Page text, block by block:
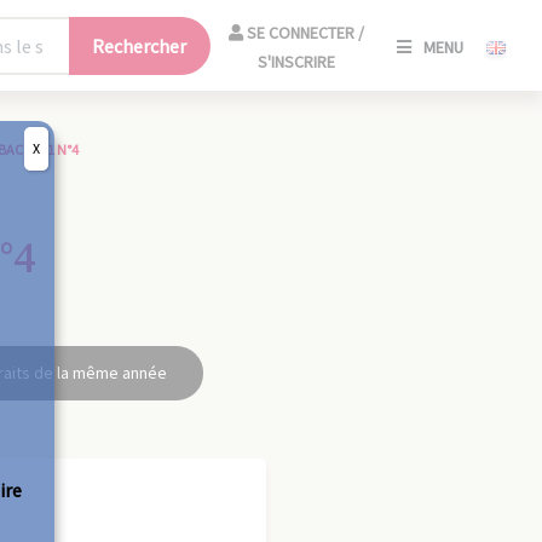
Rechercher
SE CONNECTER /
S'INSCRIRE
MENU
1921 N°4
de la même année
X